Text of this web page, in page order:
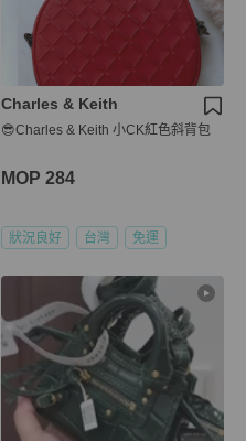
Charles & Keith
😎Charles & Keith 小CK紅色斜背包
MOP 284
狀況良好 台灣 免運